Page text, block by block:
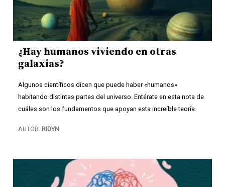
¿Hay humanos viviendo en otras
galaxias?
Algunos científicos dicen que puede haber «humanos»
habitando distintas partes del universo. Entérate en esta nota de
cuáles son los fundamentos que apoyan esta increíble teoría.
AUTOR: RIDYN